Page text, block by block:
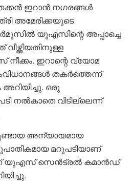
ഇറാൻ നഗരങ്ങൾ
അമേരിക്കയുടെ
യുഎസിന്റെ അപ്പാച്ചെ
ഇറാന്റെ വ്യോമ
തകർത്തെന്ന്
ഒരു
നൽകാതെ വിടില്ലെന്ന്
അന്യായമായ
മറുപടിയാണ്
യുഎസ് സെൻട്രൽ കമാൻഡ്